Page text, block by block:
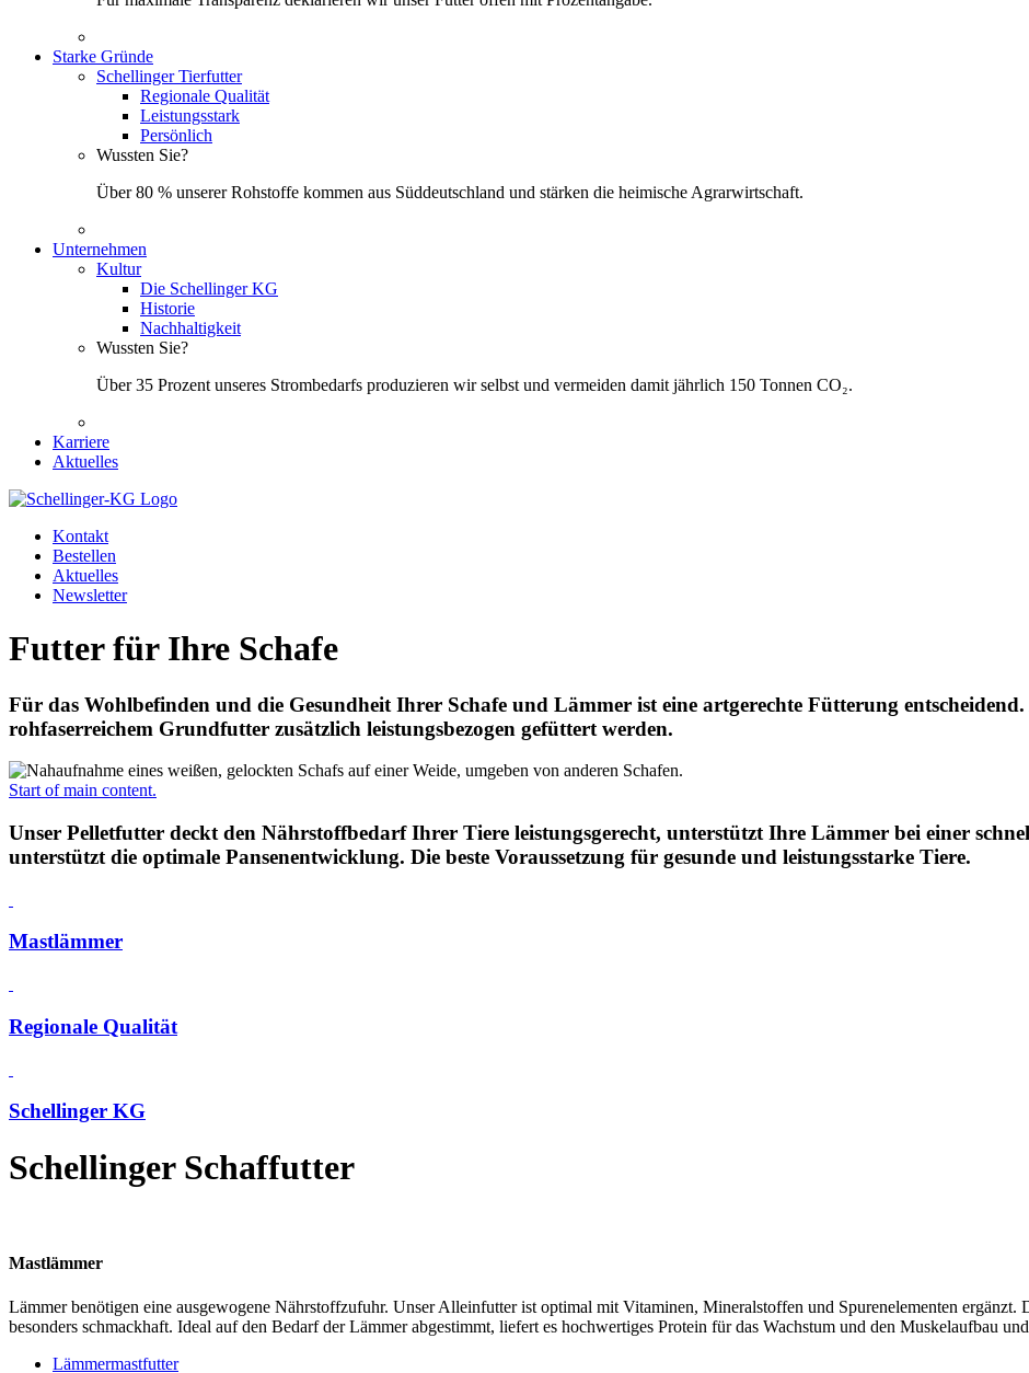
Starke Gründe
Schellinger Tierfutter
Regionale Qualität
Leistungsstark
Persönlich
Wussten Sie?
Über 80 % unserer Rohstoffe kommen aus Süddeutschland und stärken die heimische Agrarwirtschaft.
Unternehmen
Kultur
Die Schellinger KG
Historie
Nachhaltigkeit
Wussten Sie?
Über 35 Prozent unseres Strombedarfs produzieren wir selbst und vermeiden damit jährlich 150 Tonnen CO₂.
Karriere
Aktuelles
Kontakt
Bestellen
Aktuelles
Newsletter
Futter für Ihre Schafe
Für das Wohlbefinden und die Gesundheit Ihrer Schafe und Lämmer ist eine artgerechte Fütterung
rohfaserreichem Grundfutter zusätzlich leistungsbezogen gefüttert werden.
Start of main content.
Unser Pelletfutter deckt den Nährstoffbedarf Ihrer Tiere leistungsgerecht, unterstützt Ihre Lämmer bei einer
unterstützt die optimale Pansenentwicklung. Die beste Voraussetzung für gesunde und leistungsstarke Tiere.
Mastlämmer
Regionale Qualität
Schellinger KG
Schellinger Schaffutter
Mastlämmer
Lämmer benötigen eine ausgewogene Nährstoffzufuhr. Unser Alleinfutter ist optimal mit Vitaminen, Mineralstoffen und Spurenelementen ergänzt.
besonders schmackhaft. Ideal auf den Bedarf der Lämmer abgestimmt, liefert es hochwertiges Protein für das Wachstum und den Muskelaufbau
Lämmermastfutter